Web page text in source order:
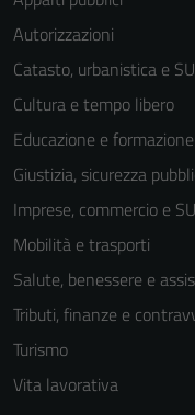
Autorizzazioni
Catasto, urbanistica e
Cultura e tempo libero
Educazione e formazione
Giustizia, sicurezza
Imprese, commercio e
Mobilità e trasporti
Salute, benessere e
Tributi, finanze e
Turismo
Vita lavorativa